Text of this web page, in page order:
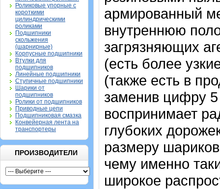
Роликовые упорные с
короткими
цилиндрическими
роликами
Подшипники
скольжения
(шарнирные)
Корпусные подшипники
Втулки для
подшипников
Линейные подшипники
Ступичные подшипники
Шарики от
подшипников
Ролики от подшипников
Приводные цепи
Подшипниковая смазка
Конвейерная лента на
транспортеры
ПРОИЗВОДИТЕЛИ
армированный
внутреннюю
загрязняющих
(есть более
(также есть в
заменив цифру
воспринимает
глубоких
размеру
чему именно
широкое